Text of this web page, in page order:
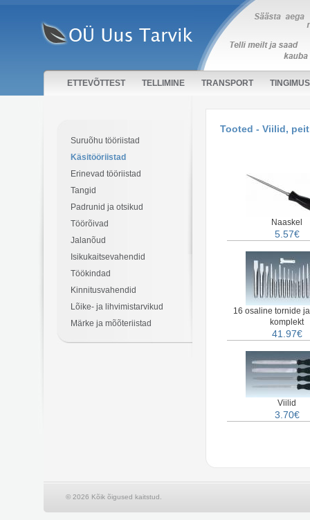
ETTEVÕTTEST TELLIMINE TRANSPORT
Suruõhu tööriistad
Käsitööriistad
Erinevad tööriistad
Tangid
Padrunid ja otsikud
Töörõivad
Jalanõud
Isikukaitsevahendid
Töökindad
Kinnitusvahendid
Lõike- ja lihvimistarvikud
Märke ja mõõteriistad
Tooted - Viilid,
Naaskel
5.57€
16 osaline tornide
komplekt
41.97€
Viilid
3.70€
© 2026 Kõik õigused kaitstud.